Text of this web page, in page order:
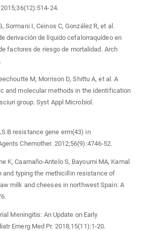
24.
Sormani I, Ceinos C, González R, et al.
derivación de líquido cefalorraquídeo en
factores de riesgo de mortalidad. Arch
M, Morrison D, Shittu A, et al. A
and molecular methods in the identification
group. Syst Appl Microbiol.
B resistance gene erm(43) in
Chemother. 2012;56(9):4746-52.
K, Caamaño-Antelo S, Bayoumi MA, Kamal
and typing the methicillin resistance of
milk and cheeses in northwest Spain: A
Meningitis: An Update on Early
Emerg Med Pr. 2018;15(11):1-20.